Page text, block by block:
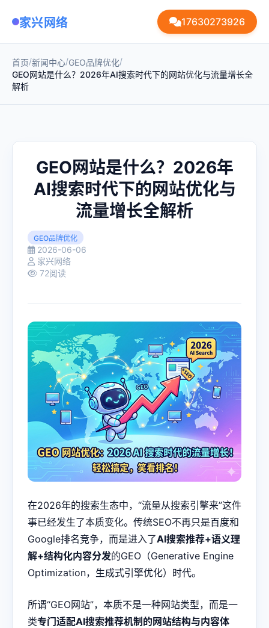
家兴网络 17630273926
首页/新闻中心/GEO品牌优化/
GEO网站是什么？2026年AI搜索时代下的网站优化与流量增长全
解析
GEO网站是什么？2026年
AI搜索时代下的网站优化与
流量增长全解析
GEO品牌优化
2026-06-06
家兴网络
72阅读
在2026年的搜索生态中，“流量从搜索引擎来”这件
事已经发生了本质变化。传统SEO不再只是百度和
Google排名竞争，而是进入了AI搜索推荐+语义理
解+结构化内容分发的GEO（Generative Engine
Optimization，生成式引擎优化）时代。
所谓“GEO网站”，本质不是一种网站类型，而是一
类专门适配AI搜索推荐机制的网站结构与内容体